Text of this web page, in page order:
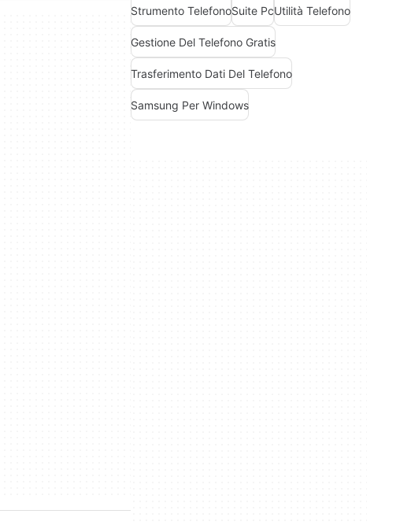
Strumento TelefonoSuite PcUtilità Telefono
Gestione Del Telefono Gratis
Trasferimento Dati Del Telefono
Samsung Per Windows